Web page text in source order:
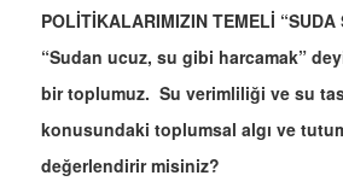
POLİTİKALARIMIZIN TEMELİ “SUDA
“Sudan ucuz, su gibi harcamak”
bir toplumuz. Su verimliliği ve su
konusundaki toplumsal algı ve
değerlendirir misiniz?